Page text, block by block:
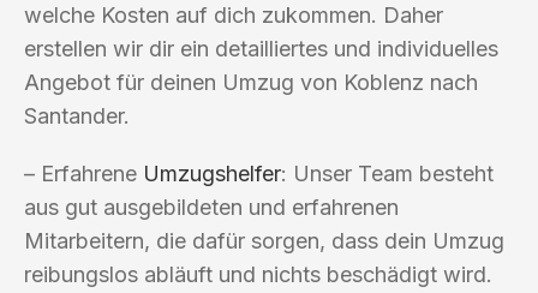
welche Kosten auf dich zukommen. Daher
erstellen wir dir ein detailliertes und individuelles
Angebot für deinen Umzug von Koblenz nach
Santander.
– Erfahrene Umzugshelfer: Unser Team besteht
aus gut ausgebildeten und erfahrenen
Mitarbeitern, die dafür sorgen, dass dein Umzug
reibungslos abläuft und nichts beschädigt wird.